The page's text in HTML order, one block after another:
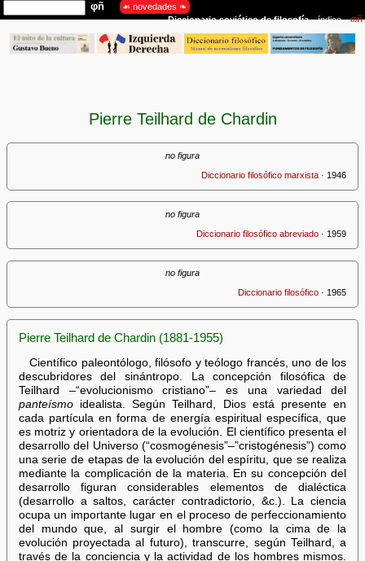
Pierre Teilhard de Chardin
no figura
Diccionario filosófico marxista · 1946
no figura
Diccionario filosófico abreviado · 1959
no figura
Diccionario filosófico · 1965
Pierre Teilhard de Chardin (1881-1955)
Científico paleontólogo, filósofo y teólogo francés, uno de los
descubridores del sinántropo. La concepción filosófica de
Teilhard –“evolucionismo cristiano”– es una variedad del
panteísmoidealista. Según Teilhard, Dios está presente en
cada partícula en forma de energía espiritual específica, que
es motriz y orientadora de la evolución. El científico presenta el
desarrollo del Universo (“cosmogénesis”–”cristogénesis”) como
una serie de etapas de la evolución del espíritu, que se realiza
mediante la complicación de la materia. En su concepción del
desarrollo figuran considerables elementos de dialéctica
(desarrollo a saltos, carácter contradictorio, &c.). La ciencia
ocupa un importante lugar en el proceso de perfeccionamiento
del mundo que, al surgir el hombre (como la cima de la
evolución proyectada al futuro), transcurre, según Teilhard, a
través de la conciencia y la actividad de los hombres mismos.